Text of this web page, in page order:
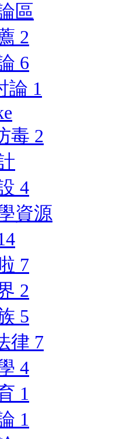
區
2
6
論 1
毒 2
4
資源
7
2
5
律 7
4
1
1